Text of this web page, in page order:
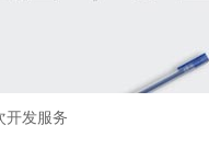
开发服务